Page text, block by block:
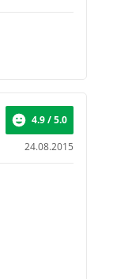
24.08.2015
4.9 / 5.0